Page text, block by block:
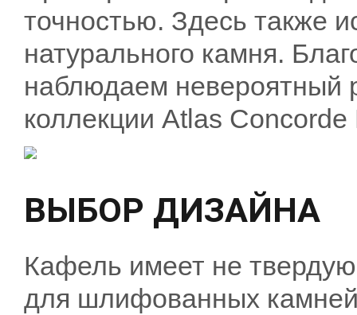
точностью. Здесь также
натурального камня.
наблюдаем невероятный
коллекции Atlas
ВЫБОР ДИЗАЙНА
Кафель имеет не твердую
для шлифованных